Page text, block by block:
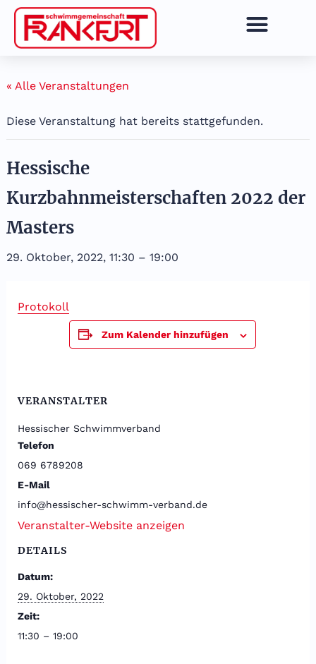
Zum
Inhalt
springen
« Alle Veranstaltungen
Diese Veranstaltung hat bereits stattgefunden.
Hessische
Kurzbahnmeisterschaften 2022 der
Masters
29. Oktober, 2022, 11:30 – 19:00
Protokoll
Zum Kalender hinzufügen
DETAILS
Datum:
29. Oktober, 2022
Zeit:
11:30 – 19:00
VERANSTALTER
Hessischer Schwimmverband
Telefon
069 6789208
E-Mail
info@hessischer-schwimm-verband.de
Veranstalter-Website anzeigen